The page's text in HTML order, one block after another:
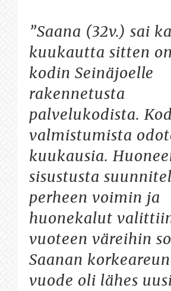
”Saana (32v.) sai
kuukautta sitten
kodin Seinäjoelle
rakennetusta
palvelukodista.
valmistumista
kuukausia.
sisustusta
perheen voimin ja
huonekalut
vuoteen väreihin
Saanan
vuode oli lähes